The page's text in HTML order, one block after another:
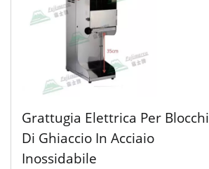
Grattugia Elettrica Per Blocchi
Di Ghiaccio In Acciaio
Inossidabile